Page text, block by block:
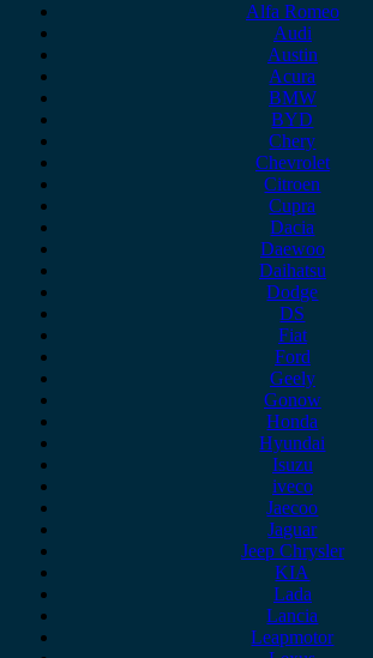
Alfa Romeo
Audi
Austin
Acura
BMW
BYD
Chery
Chevrolet
Citroen
Cupra
Dacia
Daewoo
Daihatsu
Dodge
DS
Fiat
Ford
Geely
Gonow
Honda
Hyundai
Isuzu
iveco
Jaecoo
Jaguar
Jeep Chrysler
KIA
Lada
Lancia
Leapmotor